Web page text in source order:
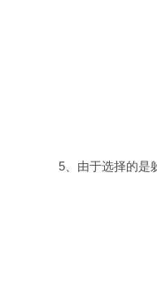
5、由于选择的是